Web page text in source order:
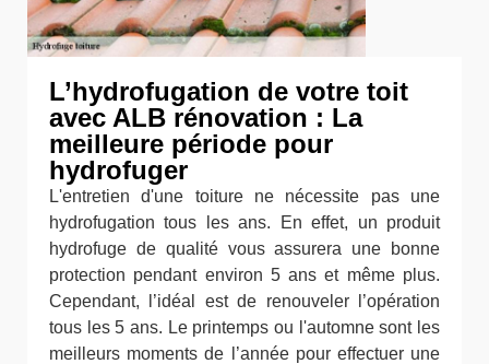
L’hydrofugation de votre toit
avec ALB rénovation : La
meilleure période pour
hydrofuger
L'entretien d'une toiture ne nécessite pas une
hydrofugation tous les ans. En effet, un produit
hydrofuge de qualité vous assurera une bonne
protection pendant environ 5 ans et même plus.
Cependant, l’idéal est de renouveler l’opération
tous les 5 ans. Le printemps ou l'automne sont les
meilleurs moments de l’année pour effectuer une